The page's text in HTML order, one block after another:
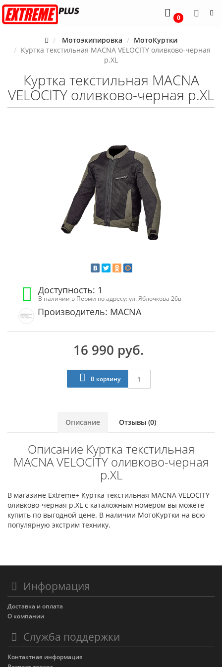
0
Мотоэкипировка
МотоКуртки
Куртка текстильная MACNA VELOCITY оливково-черная
р.XL
Куртка текстильная MACNA
VELOCITY оливково-черная р.XL
Доступность: 1
В наличии в Перми по адресу: ул. Яблочкова 26в
Производитель: MACNA
16 990 руб.
В корзину
Описание Отзывы (0)
Описание Куртка текстильная
MACNA VELOCITY оливково-черная
р.XL
В магазине Extreme+ Куртка текстильная MACNA VELOCITY
оливково-черная р.XL с каталожным номером вы можете
купить по выгодной цене. В наличии МотоКуртки на всю
популярную экстрим технику.
Информация
Доставка и оплата
О компании
Служба поддержки
Контактная информация